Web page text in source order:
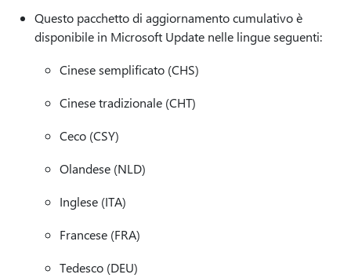
Questo pacchetto di aggiornamento cumulativo è
disponibile in Microsoft Update nelle lingue seguenti:
Cinese semplificato (CHS)
Cinese tradizionale (CHT)
Ceco (CSY)
Olandese (NLD)
Inglese (ITA)
Francese (FRA)
Tedesco (DEU)